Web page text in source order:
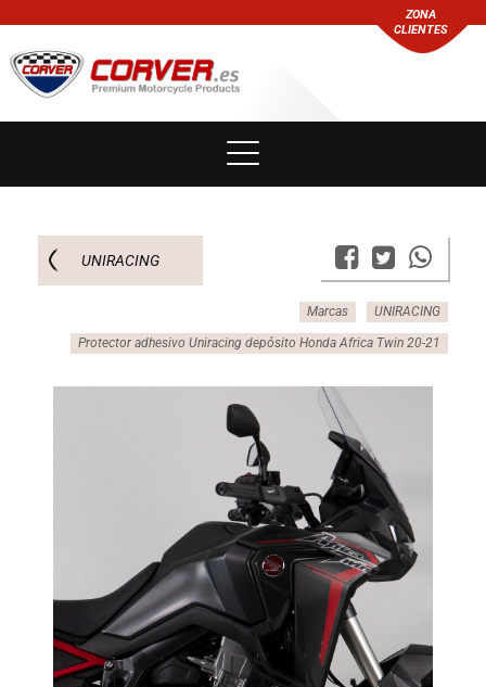
ZONA
CLIENTES
UNIRACING
Marcas UNIRACING
Protector adhesivo Uniracing depósito Honda Africa Twin 20-21